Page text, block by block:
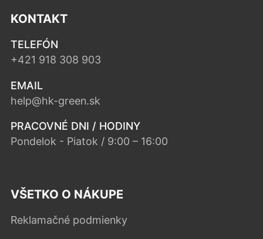
KONTAKT
TELEFÓN
+421 918 308 903
EMAIL
help@hk-green.sk
PRACOVNÉ DNI / HODINY
Pondelok - Piatok / 9:00 – 16:00
VŠETKO O NÁKUPE
Reklamačné podmienky